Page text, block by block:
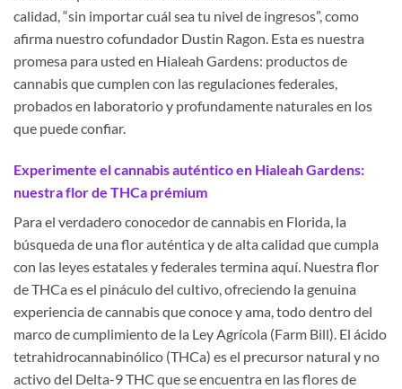
calidad, “sin importar cuál sea tu nivel de ingresos”, como
afirma nuestro cofundador Dustin Ragon. Esta es nuestra
promesa para usted en Hialeah Gardens: productos de
cannabis que cumplen con las regulaciones federales,
probados en laboratorio y profundamente naturales en los
que puede confiar.
Experimente el cannabis auténtico en Hialeah Gardens:
nuestra flor de THCa prémium
Para el verdadero conocedor de cannabis en Florida, la
búsqueda de una flor auténtica y de alta calidad que cumpla
con las leyes estatales y federales termina aquí. Nuestra flor
de THCa es el pináculo del cultivo, ofreciendo la genuina
experiencia de cannabis que conoce y ama, todo dentro del
marco de cumplimiento de la Ley Agrícola (Farm Bill). El ácido
tetrahidrocannabinólico (THCa) es el precursor natural y no
activo del Delta-9 THC que se encuentra en las flores de